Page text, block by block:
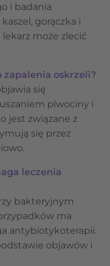
i badania
gorączka i
lekarz może zlecić
zapalenia oskrzeli?
się
plwociny i
jest związane z
się przez
leczenia
bakteryjnym
ma
antybiotykoterapii.
objawów i